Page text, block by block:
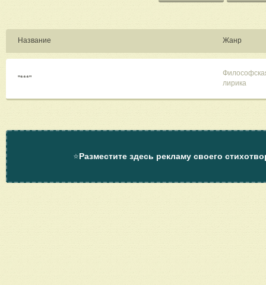
Название Жанр
"***"
лирика
⭐Разместите здесь рекламу своего